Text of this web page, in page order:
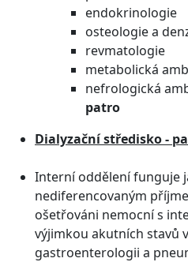
endokrinologie
osteologie a
revmatologie
metabolická
nefrologická
patro
Dialyzační středisko -
Interní oddělení funguje
nediferencovaným
ošetřováni nemocní s
výjimkou akutních stavů
gastroenterologii a